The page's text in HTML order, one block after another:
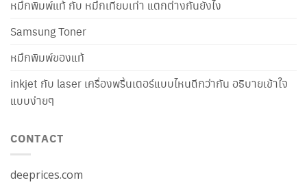
หมึกพิมพ์แท้ กับ หมึกเทียบเท่า แตกต่างกันยังไง
Samsung Toner
หมึกพิมพ์ของแท้
inkjet กับ laser เครื่องพริ้นเตอร์แบบไหนดีกว่ากัน อธิบายเข้าใจ
แบบง่ายๆ
CONTACT
deeprices.com